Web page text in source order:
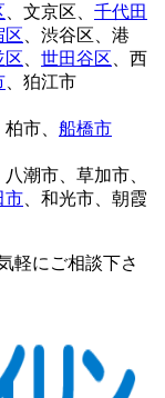
文京区
千代田
区 渋谷区
港
区 世田谷区
西
狛江市
柏市
船橋市
八潮市 草加市
市 和光市
朝霞
軽にご相談下さ